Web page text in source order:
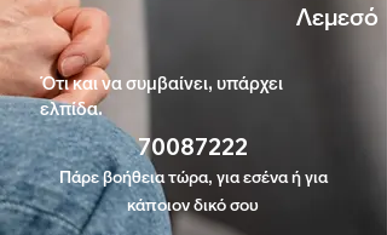
Λεμεσό
Ότι και να συμβαίνει, υπάρχει
ελπίδα.
70087222
Πάρε βοήθεια τώρα, για εσένα ή για
κάποιον δικό σου